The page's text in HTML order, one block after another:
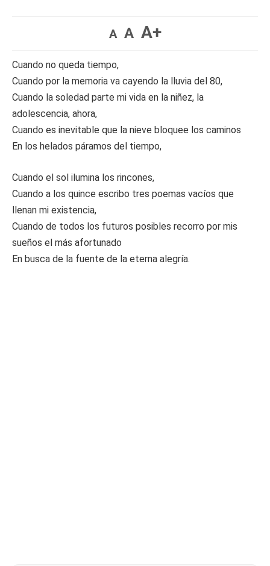
A A A+
Cuando no queda tiempo,
Cuando por la memoria va cayendo la lluvia del 80,
Cuando la soledad parte mi vida en la niñez, la
adolescencia, ahora,
Cuando es inevitable que la nieve bloquee los caminos
En los helados páramos del tiempo,
Cuando el sol ilumina los rincones,
Cuando a los quince escribo tres poemas vacíos que
llenan mi existencia,
Cuando de todos los futuros posibles recorro por mis
sueños el más afortunado
En busca de la fuente de la eterna alegría.